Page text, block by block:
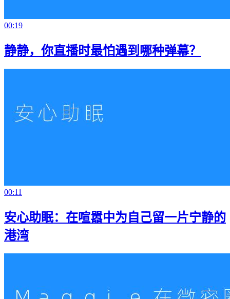
00:19
静静，你直播时最怕遇到哪种弹幕？
00:11
安心助眠：在喧嚣中为自己留一片宁静的
港湾